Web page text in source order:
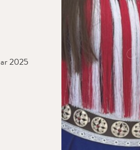
2025